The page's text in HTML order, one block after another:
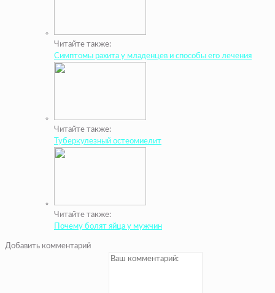
Читайте также:
Симптомы рахита у младенцев и способы его лечения
Читайте также:
Туберкулезный остеомиелит
Читайте также:
Почему болят яйца у мужчин
Добавить комментарий